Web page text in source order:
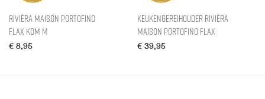
Rivièra Maison Portofino
Flax Kom M
€ 8,95
Keukengereihouder Rivièra
Maison Portofino Flax
€ 39,95